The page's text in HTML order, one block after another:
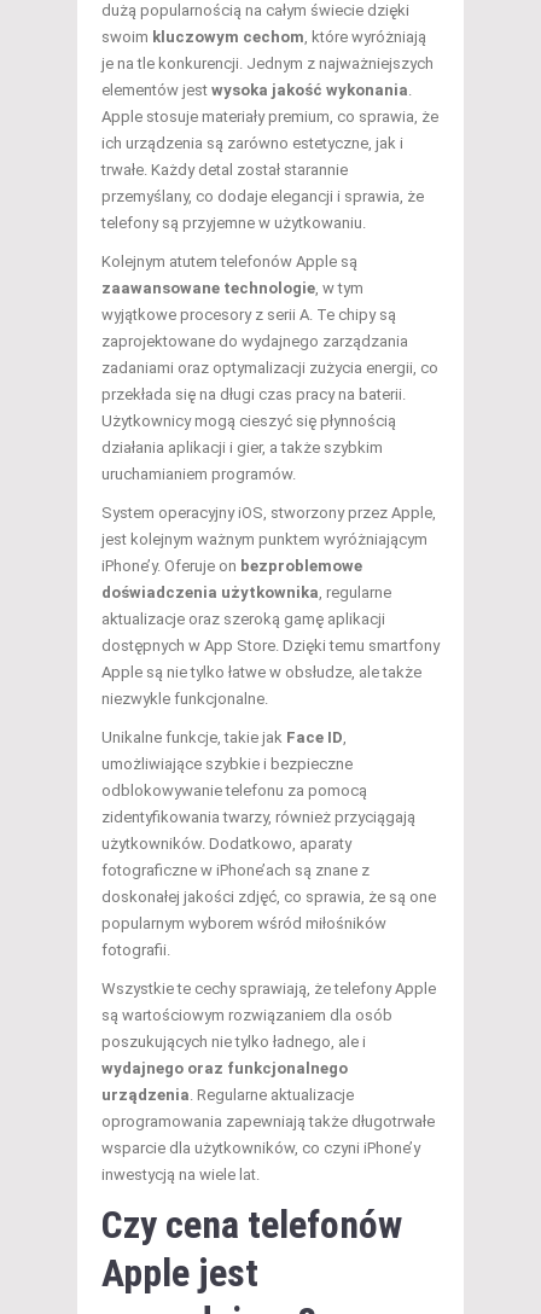
dużą popularnością na całym świecie dzięki
swoim kluczowym cechom, które wyróżniają
je na tle konkurencji. Jednym z najważniejszych
elementów jest wysoka jakość wykonania.
Apple stosuje materiały premium, co sprawia, że
ich urządzenia są zarówno estetyczne, jak i
trwałe. Każdy detal został starannie
przemyślany, co dodaje elegancji i sprawia, że
telefony są przyjemne w użytkowaniu.
Kolejnym atutem telefonów Apple są
zaawansowane technologie, w tym
wyjątkowe procesory z serii A. Te chipy są
zaprojektowane do wydajnego zarządzania
zadaniami oraz optymalizacji zużycia energii, co
przekłada się na długi czas pracy na baterii.
Użytkownicy mogą cieszyć się płynnością
działania aplikacji i gier, a także szybkim
uruchamianiem programów.
System operacyjny iOS, stworzony przez Apple,
jest kolejnym ważnym punktem wyróżniającym
iPhone’y. Oferuje on bezproblemowe
doświadczenia użytkownika, regularne
aktualizacje oraz szeroką gamę aplikacji
dostępnych w App Store. Dzięki temu smartfony
Apple są nie tylko łatwe w obsłudze, ale także
niezwykle funkcjonalne.
Unikalne funkcje, takie jak Face ID,
umożliwiające szybkie i bezpieczne
odblokowywanie telefonu za pomocą
zidentyfikowania twarzy, również przyciągają
użytkowników. Dodatkowo, aparaty
fotograficzne w iPhone’ach są znane z
doskonałej jakości zdjęć, co sprawia, że są one
popularnym wyborem wśród miłośników
fotografii.
Wszystkie te cechy sprawiają, że telefony Apple
są wartościowym rozwiązaniem dla osób
poszukujących nie tylko ładnego, ale i
wydajnego oraz funkcjonalnego
urządzenia. Regularne aktualizacje
oprogramowania zapewniają także długotrwałe
wsparcie dla użytkowników, co czyni iPhone’y
inwestycją na wiele lat.
Czy cena telefonów
Apple jest